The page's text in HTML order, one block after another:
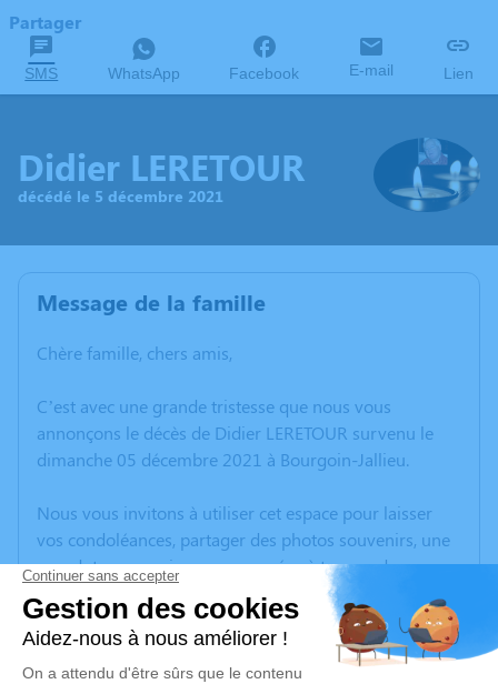
Partager
SMS WhatsApp Facebook E-mail Lien
Didier LERETOUR
décédé le 5 décembre 2021
Message de la famille
Chère famille, chers amis,
C’est avec une grande tristesse que nous vous
annonçons le décès de Didier LERETOUR survenu le
dimanche 05 décembre 2021 à Bourgoin-Jallieu.
Nous vous invitons à utiliser cet espace pour laisser
vos condoléances, partager des photos souvenirs, une
anecdote ou exprimer vos pensées à travers des
poèmes ou des textes. Cet endroit est un lieu
d'expression dédié à honorer la mémoire de Didier
LERETOUR.